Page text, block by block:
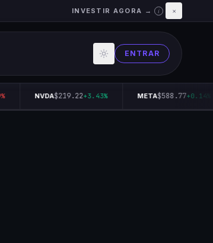
INVESTIR AGORA → i ×
ENTRAR
NVDA$219.22+3.43% META$588.77+0.14%